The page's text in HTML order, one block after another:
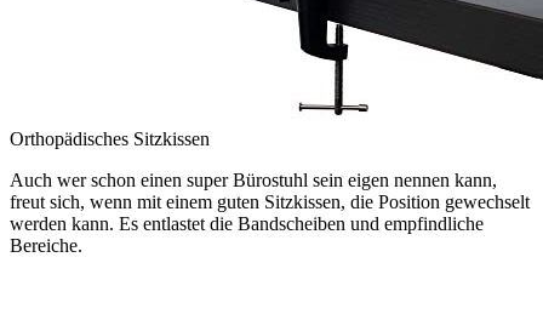
Orthopädisches Sitzkissen
Auch wer schon einen super Bürostuhl sein eigen nennen kann,
freut sich, wenn mit einem guten Sitzkissen, die Position gewechselt
werden kann. Es entlastet die Bandscheiben und empfindliche
Bereiche.